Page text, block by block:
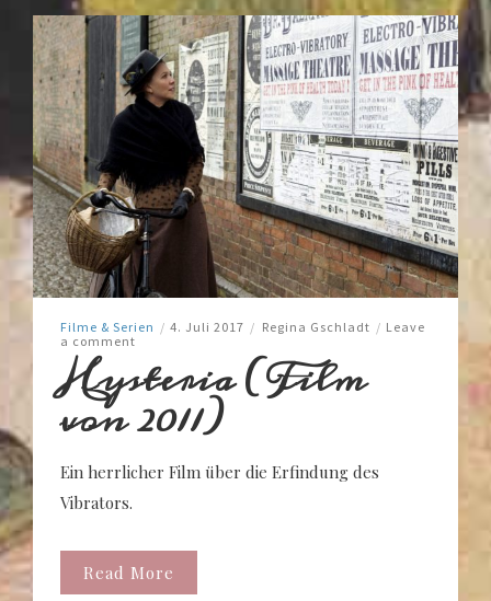
Filme & Serien / 4. Juli 2017 / Regina Gschladt / Leave
a comment
Hysteria (Film
von 2011)
Ein herrlicher Film über die Erfindung des
Vibrators.
Read More